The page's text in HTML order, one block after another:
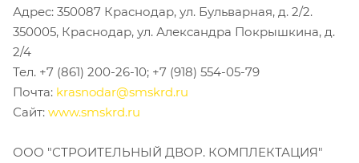
Адрес: 350087 Краснодар, ул. Бульварная, д. 2/2.
350005, Краснодар, ул. Александра Покрышкина, д.
2/4
Тел. +7 (861) 200-26-10; +7 (918) 554-05-79
Почта: krasnodar@smskrd.ru
Сайт: www.smskrd.ru
ООО "СТРОИТЕЛЬНЫЙ ДВОР. КОМПЛЕКТАЦИЯ"